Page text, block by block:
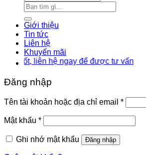
Tìm
kiếm:
Giới thiệu
Tin tức
Liên hệ
Khuyến mãi
liên hệ ngay để được tư vấn
Đăng nhập
Tên tài khoản hoặc địa chỉ email *Bắt
buộc
Mật khẩu *Bắt
buộc
Ghi nhớ mật khẩu
Đăng nhập